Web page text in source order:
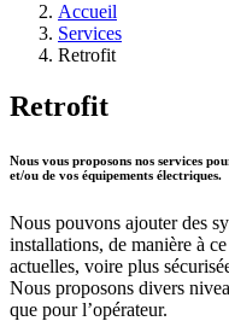
Accueil
Services
Retrofit
Retrofit
Nous vous proposons nos services
et/ou de vos équipements électriques.
Nous pouvons ajouter des
installations, de manière à
actuelles, voire plus
Nous proposons divers
que pour l’opérateur.